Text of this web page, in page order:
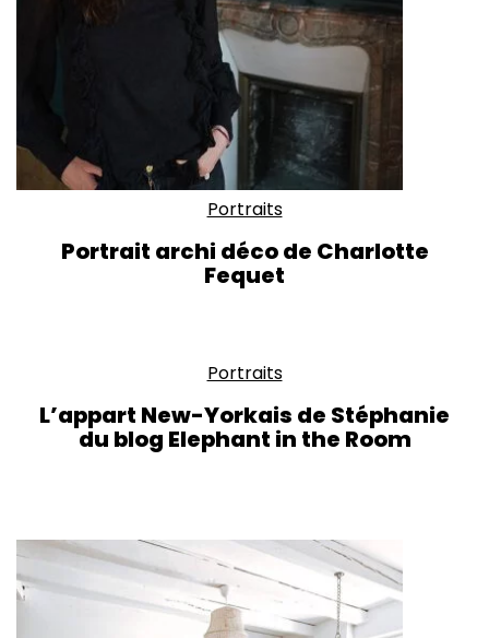
Portraits
Portrait archi déco de Charlotte
Fequet
Portraits
L’appart New-Yorkais de Stéphanie
du blog Elephant in the Room